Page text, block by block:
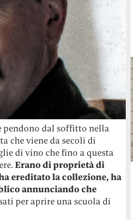
pendono dal soffitto nella
che viene da secoli di
di vino che fino a questa
Erano di proprietà di
ereditato la collezione, ha
annunciando che
per aprire una scuola di